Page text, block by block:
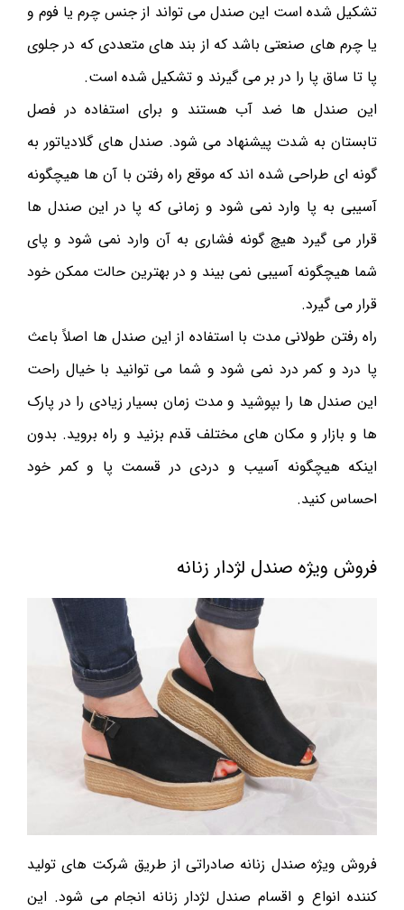
تشکیل شده است این صندل می ‌تواند از جنس چرم یا فوم و
یا چرم های صنعتی باشد که از بند های متعددی که در جلوی
پا تا ساق پا را در بر می گیرند و تشکیل شده است.
این صندل ها ضد آب هستند و برای استفاده در فصل
تابستان به شدت پیشنهاد می شود. صندل های گلادیاتور به
گونه ای طراحی شده اند که موقع راه رفتن با آن ها هیچگونه
آسیبی به پا وارد نمی شود و زمانی که پا در این صندل ها
قرار می‌ گیرد هیچ گونه فشاری به آن وارد نمی شود و پای
شما هیچگونه آسیبی نمی بیند و در بهترین حالت ممکن خود
قرار می گیرد.
راه رفتن طولانی مدت با استفاده از این صندل ها اصلاً باعث
پا درد و کمر درد نمی شود و شما می توانید با خیال راحت
این صندل ها را بپوشید و مدت زمان بسیار زیادی را در پارک
‌ها و بازار و مکان های مختلف قدم بزنید و راه بروید. بدون
اینکه هیچگونه آسیب و دردی در قسمت پا و کمر خود
احساس کنید.
فروش ویژه صندل لژدار زنانه
فروش ویژه صندل زنانه صادراتی از طریق شرکت ‌های تولید
کننده انواع و اقسام صندل لژدار زنانه انجام می ‌شود. این